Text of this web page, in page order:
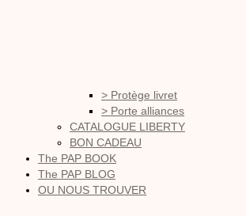
> Protège livret
> Porte alliances
CATALOGUE LIBERTY
BON CADEAU
The PAP BOOK
The PAP BLOG
OU NOUS TROUVER